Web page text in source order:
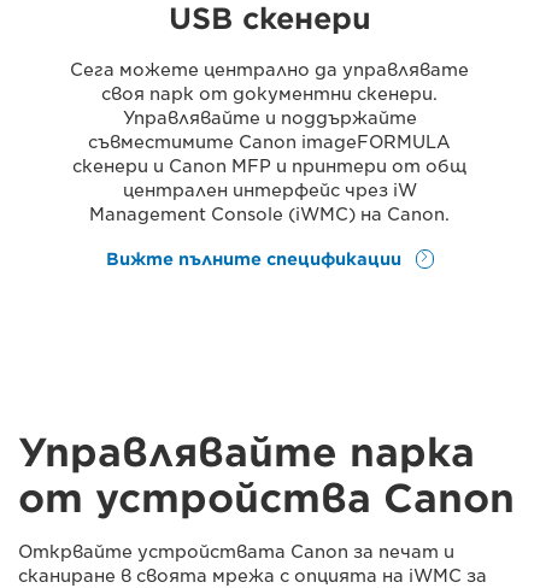
USB скенери
Сега можете централно да управлявате
своя парк от документни скенери.
Управлявайте и поддържайте
съвместимите Canon imageFORMULA
скенери и Canon MFP и принтери от общ
централен интерфейс чрез iW
Management Console (iWMC) на Canon.
Вижте пълните спецификации
Управлявайте парка
от устройства Canon
Открвайте устройствата Canon за печат и
сканиране в своята мрежа с опцията на iWMC за